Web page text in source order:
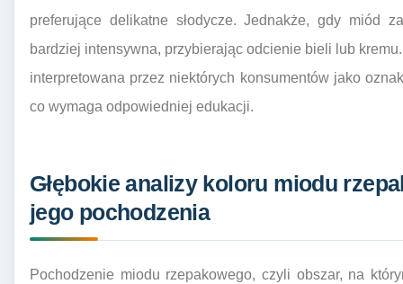
preferujące delikatne słodycze. Jednakże, gdy miód
bardziej intensywna, przybierając odcienie bieli lub
interpretowana przez niektórych konsumentów jako
co wymaga odpowiedniej edukacji.
Głębokie analizy koloru miodu
jego pochodzenia
Pochodzenie miodu rzepakowego, czyli obszar, na